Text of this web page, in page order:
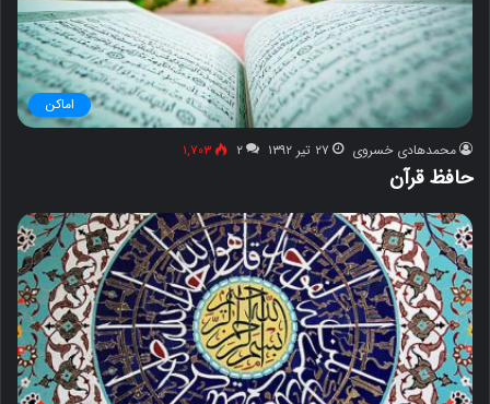
اماکن
محمدهادی خسروی ۲۷ تیر ۱۳۹۲ ۲ ۱,۷۰۳
حافظ قرآن